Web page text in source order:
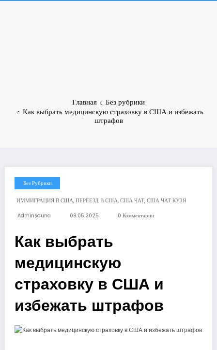
Главная
Без рубрики
Как выбрать медицинскую страховку в США и избежать
штрафов
Без Рубрики
ИММИГРАЦИЯ В США, ПЕРЕЕЗД В США, США ЧАТ, США ЧАТ КУЗЯ
Adminsauna 09.05.2025 0 Комментарии
Как выбрать
медицинскую
страховку в США и
избежать штрафов